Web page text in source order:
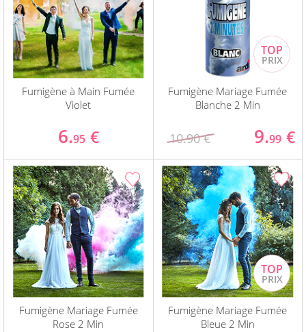
Fumigène à Main Fumée
Violet
6.95 €
Fumigène Mariage Fumée
Blanche 2 Min
10.90 € 9.99 €
Fumigène Mariage Fumée
Rose 2 Min
Fumigène Mariage Fumée
Bleue 2 Min